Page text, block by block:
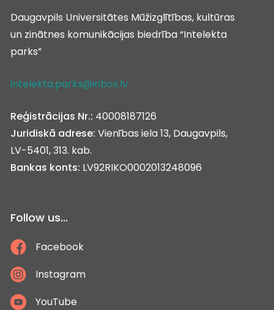
Daugavpils Universitātes Mūžizglītības, kultūras
un zinātnes komunikācijas biedrība “Intelekta
parks”
intelekta.parks@inbox.lv
Reģistrācijas Nr.: 40008187126
Juridiskā adrese: Vienības iela 13, Daugavpils,
LV-5401, 313. kab.
Bankas konts: LV92RIKO0002013248096
Follow us...
Facebook
Instagram
YouTube